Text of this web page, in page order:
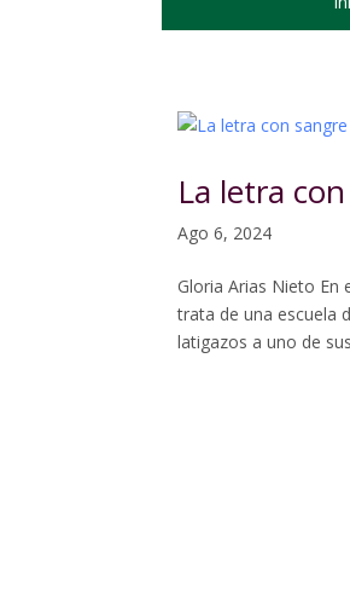
La letra
Ago 6, 2024
Gloria Arias Nieto En
trata de una escuela
latigazos a uno de